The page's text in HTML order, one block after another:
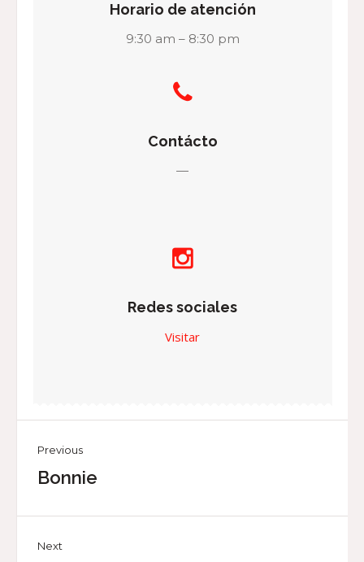
Horario de atención
9:30 am – 8:30 pm
Contácto
—
Redes sociales
Visitar
Previous
Bonnie
Next